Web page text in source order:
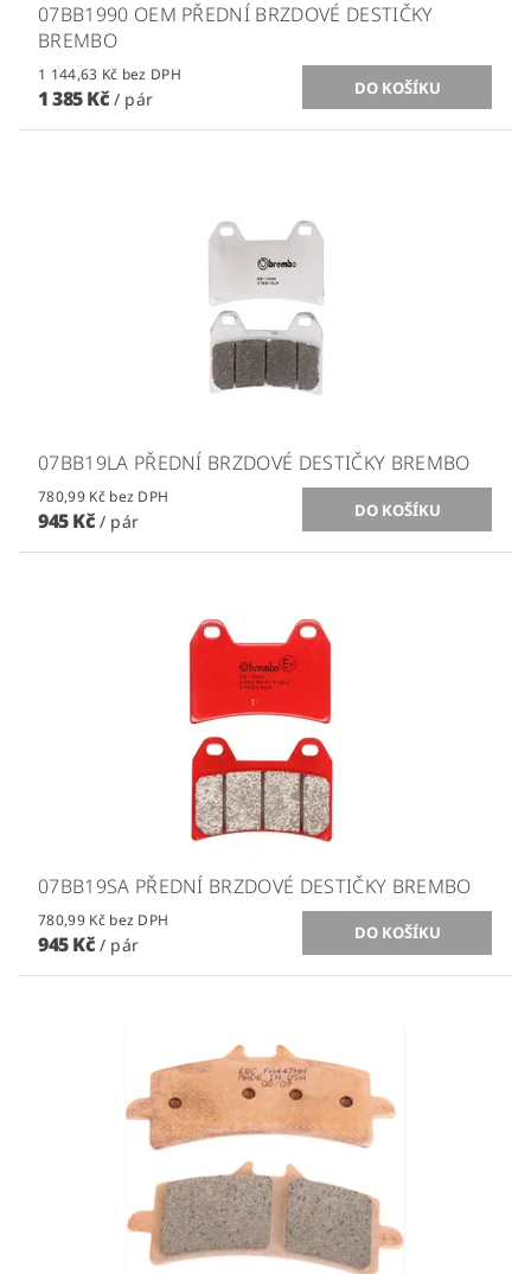
07BB1990 OEM PŘEDNÍ BRZDOVÉ DESTIČKY
BREMBO
1 144,63 Kč bez DPH
1 385 Kč / pár
07BB19LA PŘEDNÍ BRZDOVÉ DESTIČKY BREMBO
780,99 Kč bez DPH
945 Kč / pár
07BB19SA PŘEDNÍ BRZDOVÉ DESTIČKY BREMBO
780,99 Kč bez DPH
945 Kč / pár